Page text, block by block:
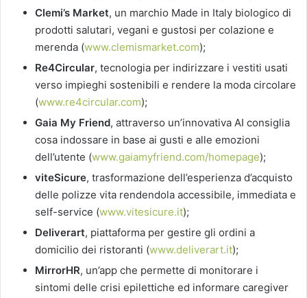
Clemi’s Market, un marchio Made in Italy biologico di
prodotti salutari, vegani e gustosi per colazione e
merenda (www.clemismarket.com);
Re4Circular, tecnologia per indirizzare i vestiti usati
verso impieghi sostenibili e rendere la moda circolare
(www.re4circular.com);
Gaia My Friend, attraverso un’innovativa AI consiglia
cosa indossare in base ai gusti e alle emozioni
dell’utente (www.gaiamyfriend.com/homepage);
viteSicure, trasformazione dell’esperienza d’acquisto
delle polizze vita rendendola accessibile, immediata e
self-service (www.vitesicure.it);
Deliverart, piattaforma per gestire gli ordini a
domicilio dei ristoranti (www.deliverart.it);
MirrorHR, un’app che permette di monitorare i
sintomi delle crisi epilettiche ed informare caregiver